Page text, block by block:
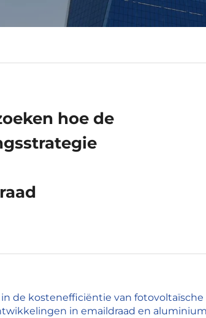
hoe de
de kostenefficiëntie van
in emaildraad en